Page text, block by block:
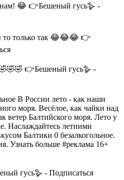
😂 👉Бешеный гусь🪿 -
то только так 😂😂😂 👉
👉Бешеный гусь🪿 -
В России лето - как наши
моря. Весёлое, как чайки над
ветер Балтийского моря. Лето у
Наслаждайтесь летними
Балтики 0 безалкогольное.
Узнать больше #реклама 16+
гусь🪿 - Подписаться